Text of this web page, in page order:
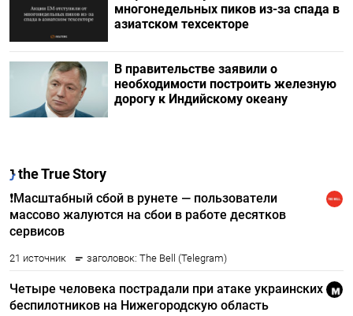
многонедельных пиков из-за спада в
азиатском техсекторе
В правительстве заявили о
необходимости построить железную
дорогу к Индийскому океану